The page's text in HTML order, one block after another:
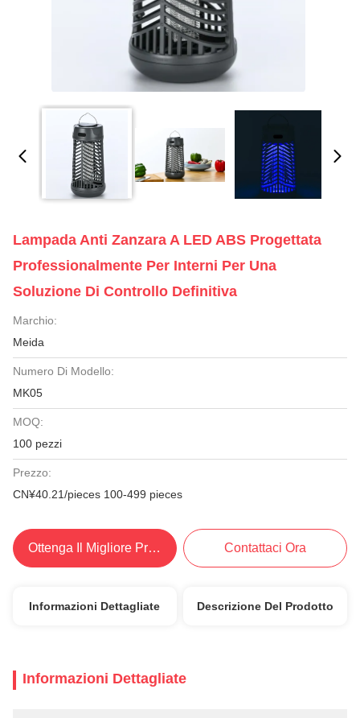
Lampada Anti Zanzara A LED ABS Progettata
Professionalmente Per Interni Per Una
Soluzione Di Controllo Definitiva
Marchio:
Meida
Numero Di Modello:
MK05
MOQ:
100 pezzi
Prezzo:
CN¥40.21/pieces 100-499 pieces
Ottenga Il Migliore Prezzo Contattaci Ora
Informazioni Dettagliate Descrizione Del Prodotto
Informazioni Dettagliate